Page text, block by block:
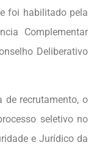
foi habilitado pela
Complementar
Deliberativo
de recrutamento, o
seletivo no
e Jurídico da